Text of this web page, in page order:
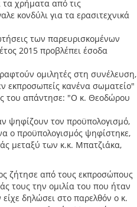
χρήματα από τις
κονδύλι για τα ερασιτεχνικά
των παρευρισκομένων
2015 προβλέπει έσοδα
ομιλητές στη συνέλευση,
εκπροσωπείς κανένα σωματείο"
του απάντησε: "Ο κ. Θεοδώρου
ψηφίζουν τον προϋπολογισμό,
ο προϋπολογισμός ψηφίστηκε,
μεταξύ των κ.κ. Μπατζιάκα,
ζήτησε από τους εκπροσώπους
τους την ομιλία του που ήταν
δηλώσει στο παρελθόν ο κ.